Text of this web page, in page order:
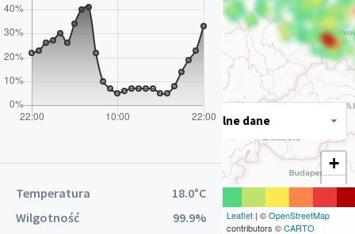
Temperatura
18.0°C
Wilgotność
99.9%
+
−
Leaflet | ©OpenStreetMap
contributors ©CARTO
Aktualne dane
Ratuszowa 2
Bałtów
Banie
Skośna 6
Banino
Barciany
Wojska Polskiego 7